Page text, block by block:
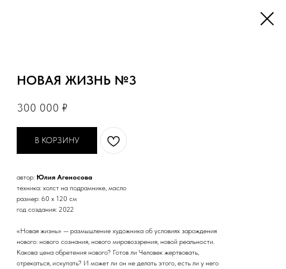
НОВАЯ ЖИЗНЬ №3
300 000 ₽
В КОРЗИНУ
автор: Юлия Агеносова
техника: холст на подрамнике, масло
размер: 60 х 120 см
год создания: 2022
«Новая жизнь» — размышление художника об условиях зарождения
нового: нового сознания, нового мировоззрения, новой реальности.
Какова цена обретения нового? Готов ли Человек жертвовать,
отрекаться, искупать? И может ли он не делать этого, есть ли у него